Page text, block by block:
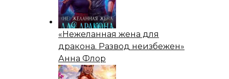
«Нежеланная жена для
дракона. Развод неизбежен»
Анна Флор